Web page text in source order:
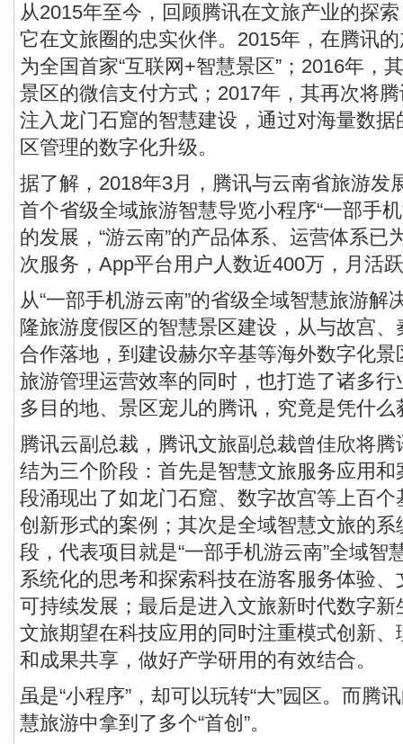
从2015年至今，回顾腾讯在文旅产业的探
它在文旅圈的忠实伙伴。2015年，在腾讯
为全国首家“互联网+智慧景区”；2016年，
景区的微信支付方式；2017年，其再次将
注入龙门石窟的智慧建设，通过对海量数
区管理的数字化升级。
据了解，2018年3月，腾讯与云南省旅游发
首个省级全域旅游智慧导览小程序“一部手
的发展，“游云南”的产品体系、运营体系已
次服务，App平台用户人数近400万，月活
从“一部手机游云南”的省级全域智慧旅游解
隆旅游度假区的智慧景区建设，从与故宫
合作落地，到建设赫尔辛基等海外数字化
旅游管理运营效率的同时，也打造了诸多
多目的地、景区宠儿的腾讯，究竟是凭什
腾讯云副总裁，腾讯文旅副总裁曾佳欣将
结为三个阶段：首先是智慧文旅服务应用
段涌现出了如龙门石窟、数字故宫等上百
创新形式的案例；其次是全域智慧文旅的
段，代表项目就是“一部手机游云南”全域智
系统化的思考和探索科技在游客服务体验
可持续发展；最后是进入文旅新时代数字
文旅期望在科技应用的同时注重模式创新
和成果共享，做好产学研用的有效结合。
虽是“小程序”，却可以玩转“大”园区。而腾
慧旅游中拿到了多个“首创”。